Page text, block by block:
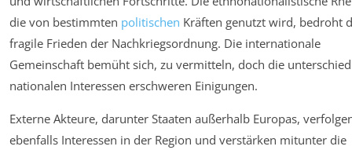
die von bestimmten politischen Kräften genutzt wird, bedroht
fragile Frieden der Nachkriegsordnung. Die internationale
Gemeinschaft bemüht sich, zu vermitteln, doch die
nationalen Interessen erschweren Einigungen.
Externe Akteure, darunter Staaten außerhalb Europas,
ebenfalls Interessen in der Region und verstärken mitunter die